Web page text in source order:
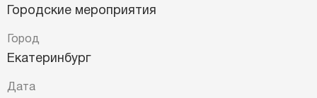
Городские мероприятия
Город
Екатеринбург
Дата